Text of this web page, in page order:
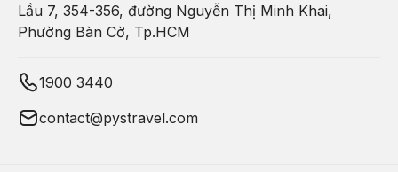
Một trong những điểm đến không thể bỏ qua là Thành cổ Đại
tường thành uy nghi và không gian đậm chất truyền thống.
Cách đó không xa, Hỷ Châu Cổ Trấn mang vẻ đẹp lãng mạn
bên dòng nước, với những ngôi nhà cổ soi bóng xuống mặt
Lầu 7, 354-356, đường Nguyễn Thị Minh Khai,
Phường Bàn Cờ, Tp.HCM
1900 3440
contact@pystravel.com